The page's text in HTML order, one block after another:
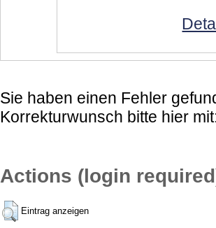
Sie haben einen Fehler
Korrekturwunsch bitte hier
Actions (login
Eintrag anzeigen